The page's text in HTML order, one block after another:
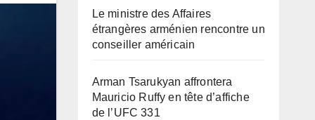
Le ministre des Affaires
étrangères arménien rencontre un
conseiller américain
Arman Tsarukyan affrontera
Mauricio Ruffy en tête d’affiche
de l’UFC 331